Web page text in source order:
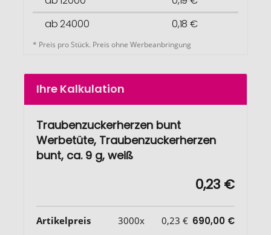
ab 24000
0,18 €
* Preis pro Stück. Preis ohne Werbeanbringung
Ihre Kalkulation
Traubenzuckerherzen bunt
Werbetüte, Traubenzuckerherzen
bunt, ca. 9 g, weiß
0,23 €
Artikelpreis 3000x 0,23 € 690,00 €